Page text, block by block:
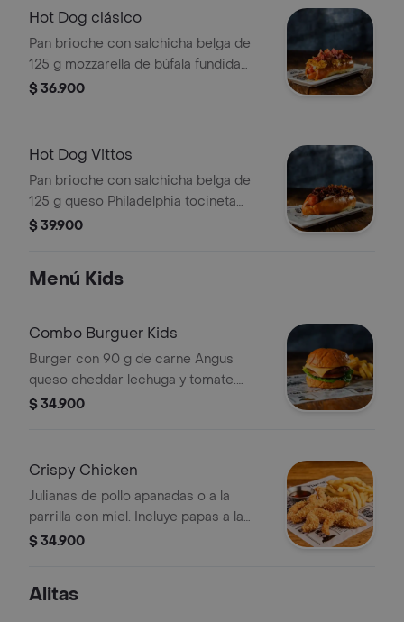
Hot Dog clásico
Pan brioche con salchicha belga de
125 g mozzarella de búfala fundida
cebolla viruta de papa salsa de
$ 36.900
Hot Dog Vittos
Pan brioche con salchicha belga de
125 g queso Philadelphia tocineta
caramelizada y puerro crocante
$ 39.900
Menú Kids
Combo Burguer Kids
Burger con 90 g de carne Angus
queso cheddar lechuga y tomate.
Incluye papas a la francesa y bebida a
$ 34.900
Crispy Chicken
Julianas de pollo apanadas o a la
parrilla con miel. Incluye papas a la
francesa y bebida a elección.
$ 34.900
Alitas